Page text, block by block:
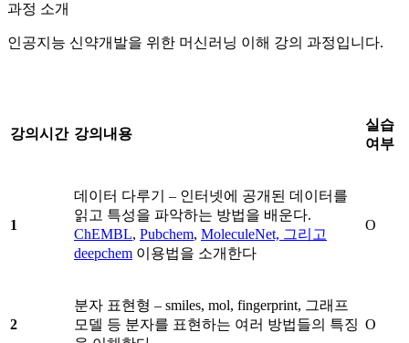
과정 소개
인공지능 신약개발을 위한 머신러닝 이해 강의 과정입니다.
강의시간 강의내용
실습
여부
1
데이터 다루기 – 인터넷에 공개된 데이터를
읽고 특성을 파악하는 방법을 배운다.
ChEMBL, Pubchem, MoleculeNet, 그리고
deepchem 이용법을 소개한다
O
2
분자 표현형 – smiles, mol, fingerprint, 그래프
모델 등 분자를 표현하는 여러 방법들의 특징 O